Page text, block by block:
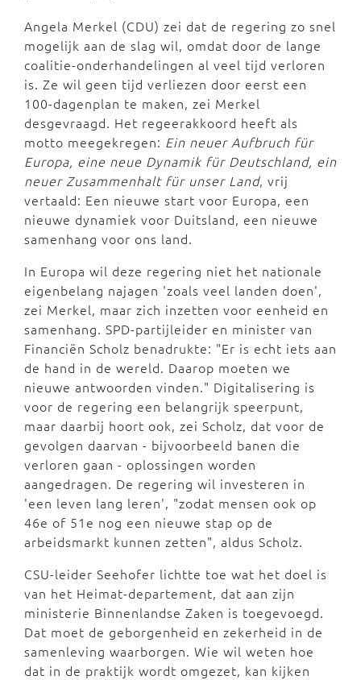
Angela Merkel (CDU) zei dat de regering zo snel
mogelijk aan de slag wil, omdat door de lange
coalitie-onderhandelingen al veel tijd verloren
is. Ze wil geen tijd verliezen door eerst een
100-dagenplan te maken, zei Merkel
desgevraagd. Het regeerakkoord heeft als
motto meegekregen: Ein neuer Aufbruch für
Europa, eine neue Dynamik für Deutschland, ein
neuer Zusammenhalt für unser Land, vrij
vertaald: Een nieuwe start voor Europa, een
nieuwe dynamiek voor Duitsland, een nieuwe
samenhang voor ons land.
In Europa wil deze regering niet het nationale
eigenbelang najagen 'zoals veel landen doen',
zei Merkel, maar zich inzetten voor eenheid en
samenhang. SPD-partijleider en minister van
Financiën Scholz benadrukte: "Er is echt iets aan
de hand in de wereld. Daarop moeten we
nieuwe antwoorden vinden." Digitalisering is
voor de regering een belangrijk speerpunt,
maar daarbij hoort ook, zei Scholz, dat voor de
gevolgen daarvan - bijvoorbeeld banen die
verloren gaan - oplossingen worden
aangedragen. De regering wil investeren in
'een leven lang leren', "zodat mensen ook op
46e of 51e nog een nieuwe stap op de
arbeidsmarkt kunnen zetten", aldus Scholz.
CSU-leider Seehofer lichtte toe wat het doel is
van het Heimat-departement, dat aan zijn
ministerie Binnenlandse Zaken is toegevoegd.
Dat moet de geborgenheid en zekerheid in de
samenleving waarborgen. Wie wil weten hoe
dat in de praktijk wordt omgezet, kan kijken